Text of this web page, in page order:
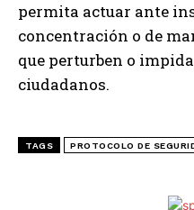
permita actuar ante
concentración o de
que perturben o
ciudadanos.
TAGS PROTOCOLO DE